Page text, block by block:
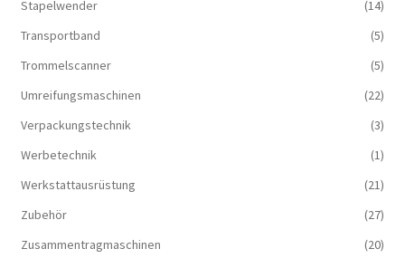
Stapelwender
(14)
Transportband
(5)
Trommelscanner
(5)
Umreifungsmaschinen
(22)
Verpackungstechnik
(3)
Werbetechnik
(1)
Werkstattausrüstung
(21)
Zubehör
(27)
Zusammentragmaschinen
(20)